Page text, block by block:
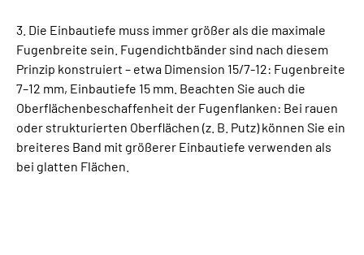
3. Die Einbautiefe muss immer größer als die maximale
Fugenbreite sein. Fugendichtbänder sind nach diesem
Prinzip konstruiert – etwa Dimension 15/7-12: Fugenbreite
7–12 mm, Einbautiefe 15 mm. Beachten Sie auch die
Oberflächenbeschaffenheit der Fugenflanken: Bei rauen
oder strukturierten Oberflächen (z. B. Putz) können Sie ein
breiteres Band mit größerer Einbautiefe verwenden als
bei glatten Flächen.